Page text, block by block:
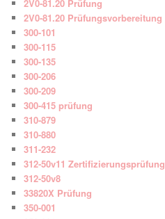
2V0-81.20 Prüfung
2V0-81.20 Prüfungsvorbereitung
300-101
300-115
300-135
300-206
300-209
300-415 prüfung
310-879
310-880
311-232
312-50v11 Zertifizierungsprüfung
312-50v8
33820X Prüfung
350-001